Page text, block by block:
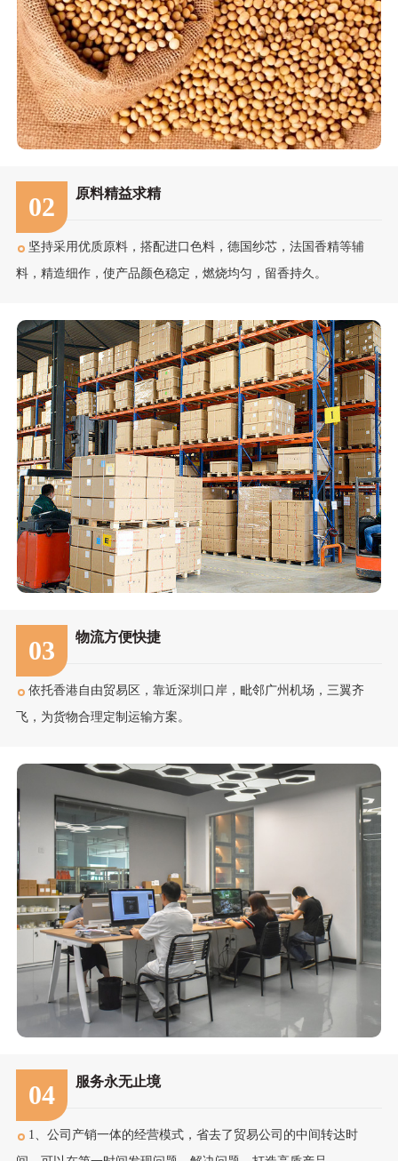
02 原料精益求精
坚持采用优质原料，搭配进口色料，德国纱芯，法国香精等辅
料，精造细作，使产品颜色稳定，燃烧均匀，留香持久。
03 物流方便快捷
依托香港自由贸易区，靠近深圳口岸，毗邻广州机场，三翼齐
飞，为货物合理定制运输方案。
04 服务永无止境
1、公司产销一体的经营模式，省去了贸易公司的中间转达时